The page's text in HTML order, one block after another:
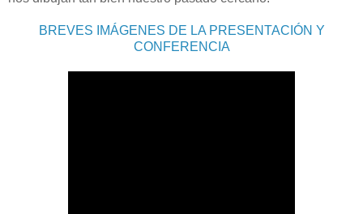
BREVES IMÁGENES DE LA PRESENTACIÓN Y
CONFERENCIA